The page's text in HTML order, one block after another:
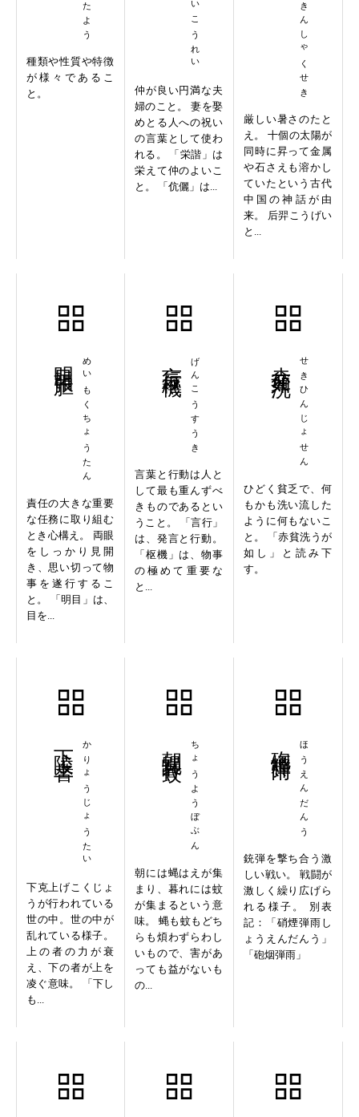
種類や性質や特徴
が様々であるこ
と。
仲が良い円満な夫
婦のこと。 妻を娶
めとる人への祝い
の言葉として使わ
れる。 「栄諧」は
栄えて仲のよいこ
と。 「伉儷」は...
厳しい暑さのたと
え。 十個の太陽が
同時に昇って金属
や石さえも溶かし
ていたという古代
中国の神話が由
来。 后羿こうげい
と...
めいもくちょうたん
責任の大きな重要
な任務に取り組む
とき心構え。 両眼
をしっかり見開
き、思い切って物
事を遂行するこ
と。 「明目」は、
目を...
げんこうすうき
言葉と行動は人と
して最も重んずべ
きものであるとい
うこと。 「言行」
は、発言と行動。
「枢機」は、物事
の極めて重要な
と...
せきひんじょせん
ひどく貧乏で、何
もかも洗い流した
ように何もないこ
と。 「赤貧洗うが
如し」と読み下
す。
かりょうじょうたい
下克上げこくじょ
うが行われている
世の中。世の中が
乱れている様子。
上の者の力が衰
え、下の者が上を
凌ぐ意味。 「下し
も...
ちょうようぼぶん
朝には蝿はえが集
まり、暮れには蚊
が集まるという意
味。 蝿も蚊もどち
らも煩わずらわし
いもので、害があ
っても益がないも
の...
ほうえんだんう
銃弾を撃ち合う激
しい戦い。 戦闘が
激しく繰り広げら
れる様子。 別表
記：「硝煙弾雨し
ょうえんだんう」
「砲烟弾雨」